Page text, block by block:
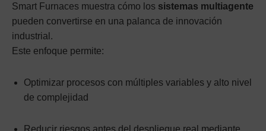
Smart Furnaces muestra cómo los sistemas multiagente
pueden convertirse en una palanca de innovación
industrial.
Este enfoque permite:
Optimizar procesos con múltiples variables y alto nivel
de complejidad
Reducir riesgos antes del despliegue real mediante